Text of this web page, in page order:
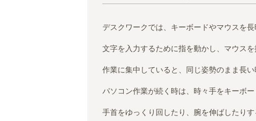
デスクワークでは、キーボードやマウスを長
文字を入力するために指を動かし、マウス
作業に集中していると、同じ姿勢のまま長
パソコン作業が続く時は、時々手をキーボ
手首をゆっくり回したり、腕を伸ばしたりす